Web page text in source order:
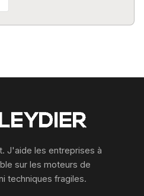
J'aide les entreprises à
sur les moteurs de
techniques fragiles.